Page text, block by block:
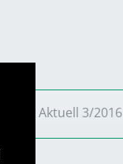
VS Aktuell 3/2016